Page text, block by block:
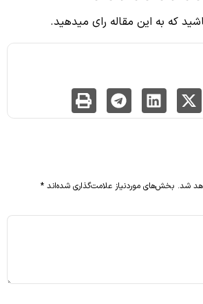
که به این مقاله رای میدهید.
شد. بخش‌های موردنیاز علامت‌گذاری شده‌اند *